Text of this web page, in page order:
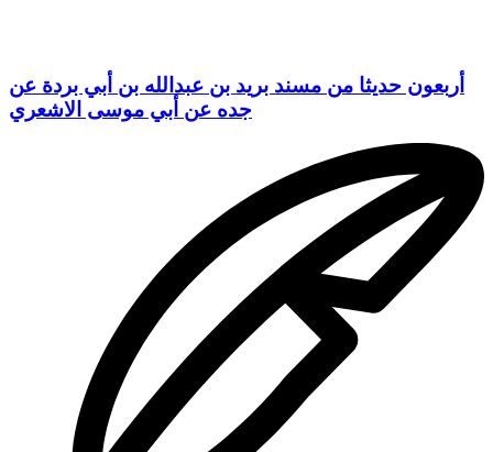
أربعون حديثا من مسند بريد بن عبدالله بن أبي بردة عن
جده عن أبي موسى الاشعري